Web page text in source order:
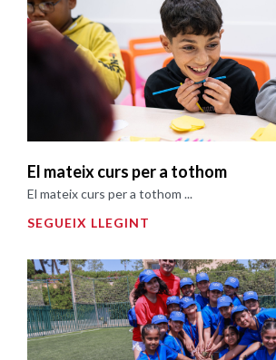
El mateix curs per a tothom
El mateix curs per a tothom ...
SEGUEIX LLEGINT